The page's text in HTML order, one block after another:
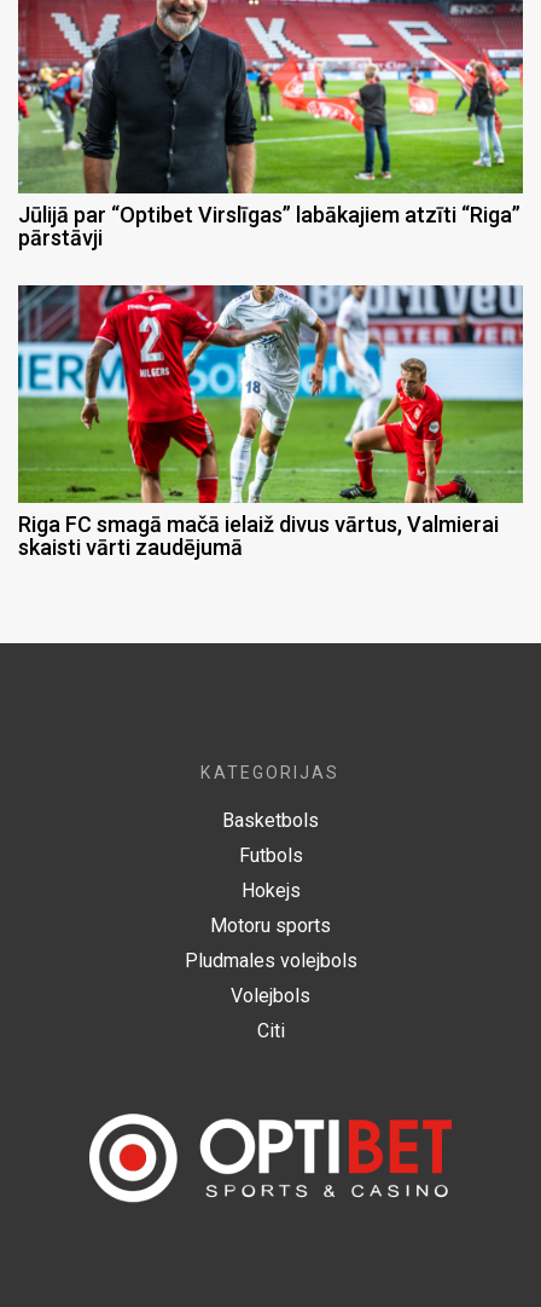
Jūlijā par “Optibet Virslīgas” labākajiem atzīti “Riga”
pārstāvji
Riga FC smagā mačā ielaiž divus vārtus, Valmierai
skaisti vārti zaudējumā
KATEGORIJAS
Basketbols
Futbols
Hokejs
Motoru sports
Pludmales volejbols
Volejbols
Citi